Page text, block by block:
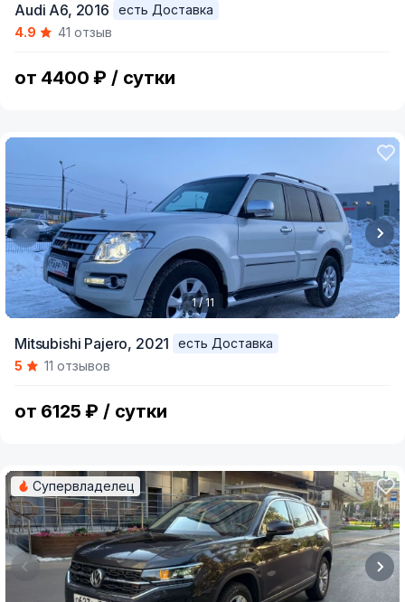
of
Audi A6, 2016
есть Доставка
4.9
41 отзыв
от 4400 ₽ / сутки
of
1 / 11
Mitsubishi Pajero, 2021
есть Доставка
5
11 отзывов
от 6125 ₽ / сутки
Супервладелец